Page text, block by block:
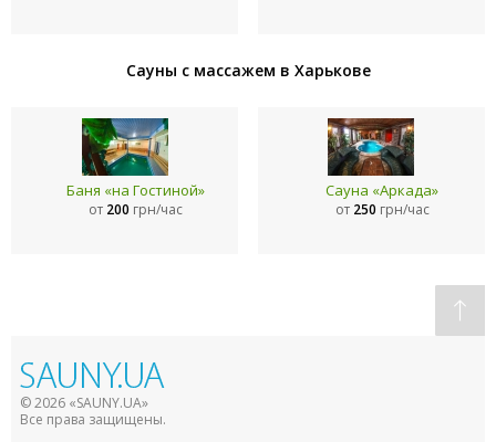
Сауны с массажем в Харькове
Баня «на Гостиной»
от 200 грн/час
Сауна «Аркада»
от 250 грн/час
© 2026 «SAUNY.UA»
Все права защищены.